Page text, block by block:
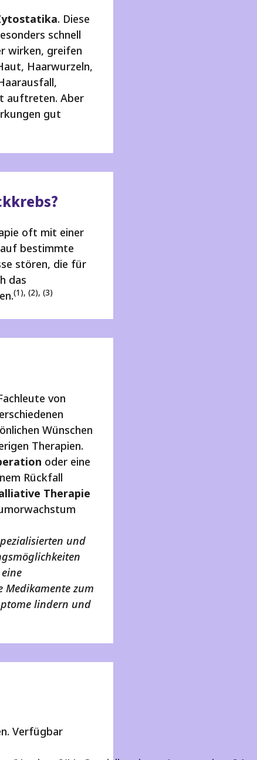
. Diese
schnell
wirken, greifen
Haarwurzeln,
auftreten. Aber
gut
oft mit einer
auf bestimmte
stören, die für
das
(1), (2), (3)
von
Wünschen
Therapien.
oder eine
Rückfall
Therapie
und
Medikamente zum
lindern und
Verfügbar